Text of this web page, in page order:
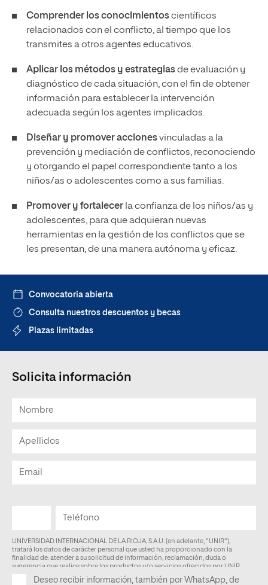
Comprender los conocimientoscientíficos
relacionados con el conflicto, al tiempo que los
transmites a otros agentes educativos.
Aplicar los métodos y estrategiasde evaluación y
diagnóstico de cada situación, con el fin de obtener
información para establecer la intervención
adecuada según los agentes implicados.
Diseñar y promover accionesvinculadas a la
prevención y mediación de conflictos, reconociendo
y otorgando el papel correspondiente tanto a los
niños/as o adolescentes como a sus familias.
Promover y fortalecer la confianza de los niños/as y
adolescentes, para que adquieran nuevas
herramientas en la gestión de los conflictos que se
les presentan, de una manera autónoma y eficaz.
Convocatoria abierta
Consulta nuestros descuentos y becas
Plazas limitadas
Solicita información